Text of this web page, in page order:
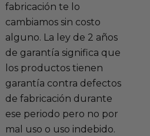
fabricación te lo
cambiamos sin costo
alguno. La ley de 2 años
de garantía significa que
los productos tienen
garantía contra defectos
de fabricación durante
ese periodo pero no por
mal uso o uso indebido.